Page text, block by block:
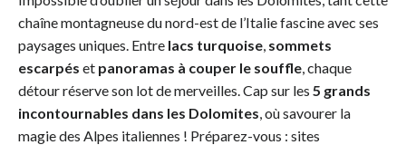
chaîne montagneuse du nord-est de l’Italie fascine avec ses
paysages uniques. Entre lacs turquoise, sommets
escarpés et panoramas à couper le souffle, chaque
détour réserve son lot de merveilles. Cap sur les 5 grands
incontournables dans les Dolomites, où savourer la
magie des Alpes italiennes ! Préparez-vous : sites